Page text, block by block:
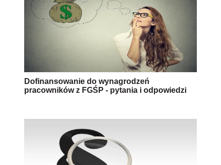
Dofinansowanie do wynagrodzeń
pracowników z FGŚP - pytania i odpowiedzi